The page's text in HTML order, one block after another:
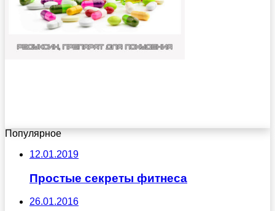
Популярное
12.01.2019
Простые секреты фитнеса
26.01.2016